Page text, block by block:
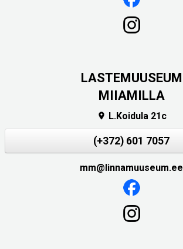
LASTEMUUSEUM
MIIAMILLA
 L.Koidula 21c
(+372) 601 7057
mm@linnamuuseum.ee